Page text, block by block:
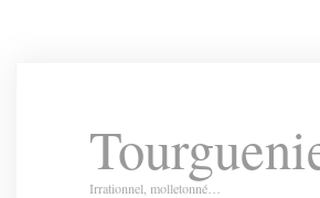
Irrationnel, molletonné…